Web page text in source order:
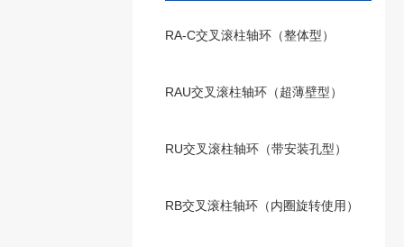
RA-C交叉滚柱轴环（整体型）
RAU交叉滚柱轴环（超薄壁型）
RU交叉滚柱轴环（带安装孔型）
RB交叉滚柱轴环（内圈旋转使用）